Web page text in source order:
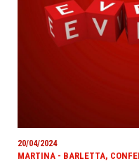
20/04/2024
MARTINA - BARLETTA,